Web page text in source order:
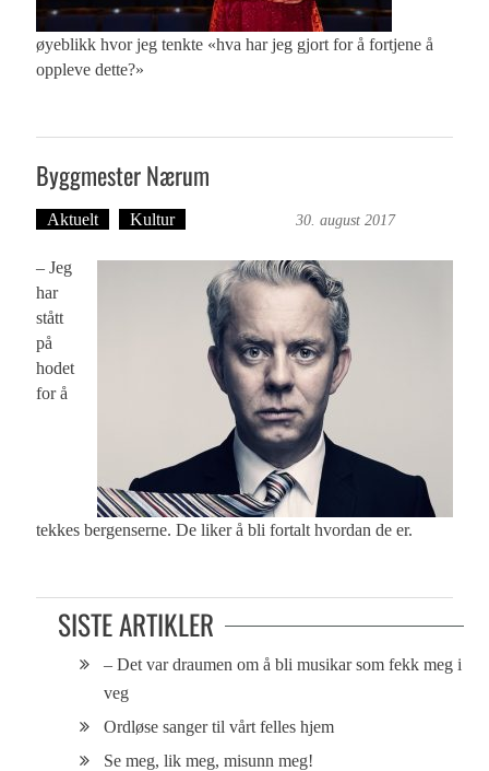
øyeblikk hvor jeg tenkte «hva har jeg gjort for å fortjene å
oppleve dette?»
Byggmester Nærum
Aktuelt Kultur 30. august 2017
– Jeg
har
stått
på
hodet
for å
tekkes bergenserne. De liker å bli fortalt hvordan de er.
SISTE ARTIKLER
– Det var draumen om å bli musikar som fekk meg i
veg
Ordløse sanger til vårt felles hjem
Se meg, lik meg, misunn meg!